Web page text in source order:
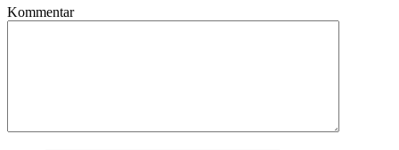
Kommentar